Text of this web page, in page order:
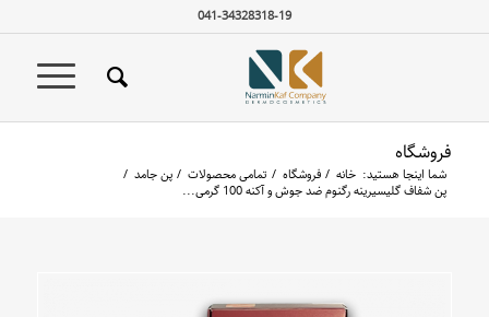
041-34328318-19
فروشگاه
شما اینجا هستید: خانه / فروشگاه / تمامی محصولات / پن جامد /
پن شفاف گلیسیرینه رگنوم ضد جوش و آکنه 100 گرمی...